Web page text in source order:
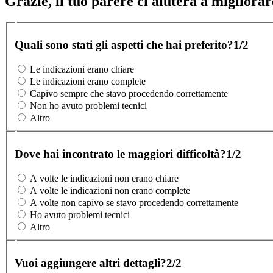
Quali sono stati gli aspetti che hai preferito?1/2
Le indicazioni erano chiare
Le indicazioni erano complete
Capivo sempre che stavo procedendo correttamente
Non ho avuto problemi tecnici
Altro
Dove hai incontrato le maggiori difficoltà?1/2
A volte le indicazioni non erano chiare
A volte le indicazioni non erano complete
A volte non capivo se stavo procedendo correttamente
Ho avuto problemi tecnici
Altro
Vuoi aggiungere altri dettagli?2/2